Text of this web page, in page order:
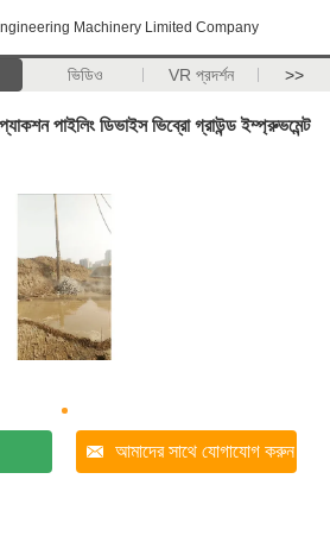
Machinery Limited Company
ভিডিও VR প্রদর্শন >>
পাইলিং ডিভাইস ভিব্রো গ্রাউন্ড ইম্প্রুভমেন্ট
আমাদের সাথে যোগাযোগ করুন